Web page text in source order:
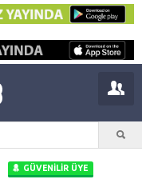
GÜVENILIR ÜYE